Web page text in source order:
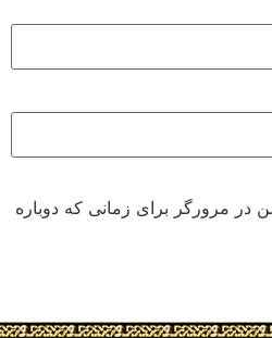
در مرورگر برای زمانی که دوباره